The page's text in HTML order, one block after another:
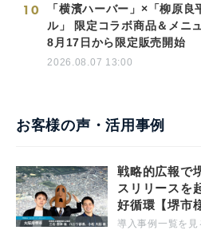
10
「横濱ハーバー」×「柳原良
ル」 限定コラボ商品＆メニ
8月17日から限定販売開始
2026.08.07 13:00
お客様の声・活用事例
戦略的広報で
スリリースを
好循環【堺市
導入事例一覧を見